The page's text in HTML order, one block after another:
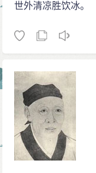
世外清凉胜饮冰。